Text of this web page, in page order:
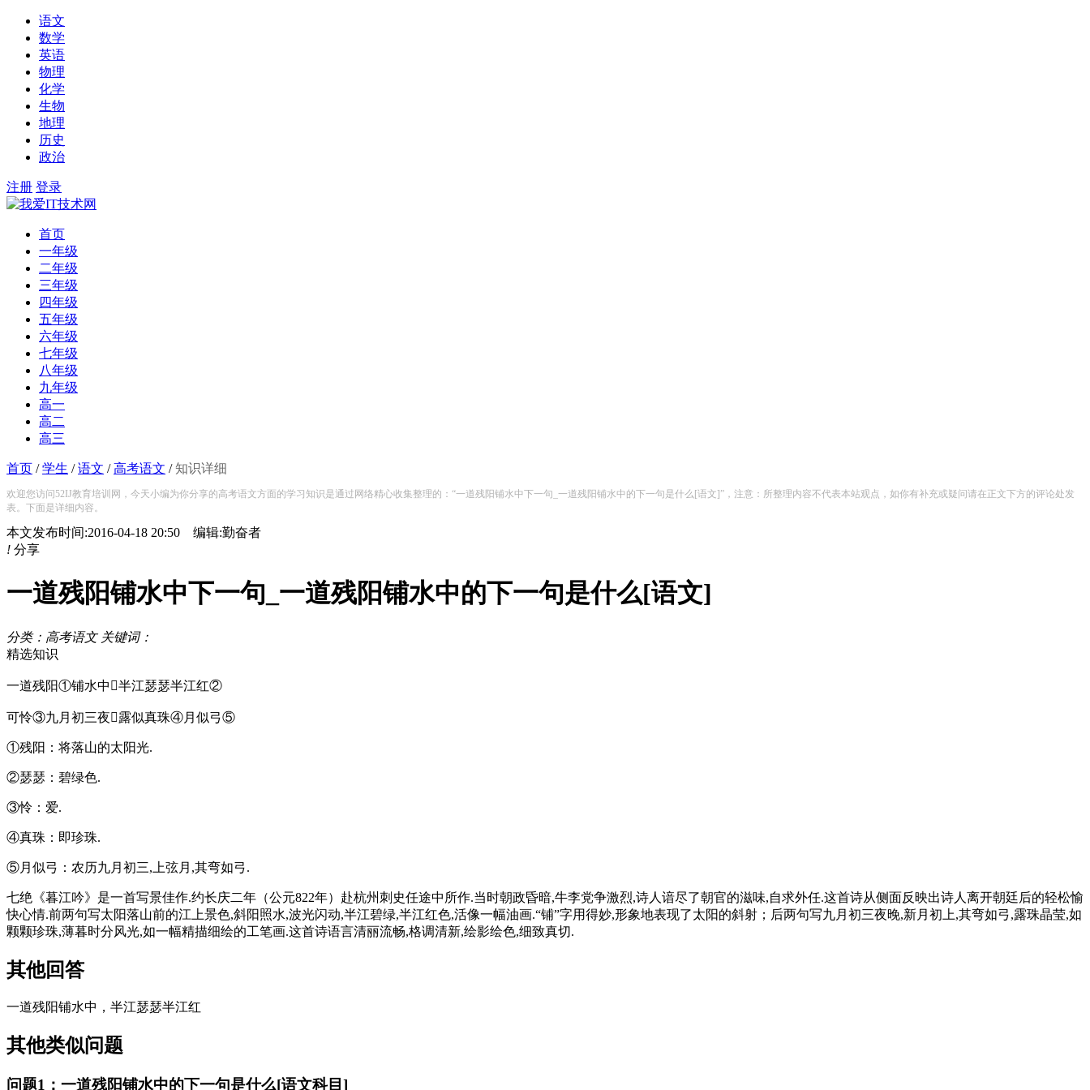
语文
数学
英语
物理
化学
生物
地理
历史
政治
注册 登录
首页
一年级
二年级
三年级
四年级
五年级
六年级
七年级
八年级
九年级
高一
高二
高三
首页 /学生 /语文 /高考语文 /知识详细
欢迎您访问52IJ教育培训网，今天小编为你分享的高考语文方面的学习知识是通过网络精心收集整理的：“一道残阳铺水中下一句_一道残阳铺水中的下一句是什么[语文]”，注意：所整理内容不代表本站观点，如你有补充或疑问请在正文下方的评论处发
表。下面是详细内容。
本文发布时间:2016-04-18 20:50 编辑:勤奋者
! 分享
一道残阳铺水中下一句_一道残阳铺水中的下一句是什么[语文]
分类：高考语文 关键词：
精选知识
一道残阳①铺水中半江瑟瑟半江红②
可怜③九月初三夜露似真珠④月似弓⑤
①残阳：将落山的太阳光.
②瑟瑟：碧绿色.
③怜：爱.
④真珠：即珍珠.
⑤月似弓：农历九月初三,上弦月,其弯如弓.
七绝《暮江吟》是一首写景佳作.约长庆二年（公元822年）赴杭州刺史任途中所作.当时朝政昏暗,牛李党争激烈,诗人谙尽了朝官的滋味,自求外任.这首诗从侧面反映出诗人离开朝廷后的轻松愉
快心情.前两句写太阳落山前的江上景色,斜阳照水,波光闪动,半江碧绿,半江红色,活像一幅油画.“铺”字用得妙,形象地表现了太阳的斜射；后两句写九月初三夜晚,新月初上,其弯如弓,露珠晶莹,如
颗颗珍珠,薄暮时分风光,如一幅精描细绘的工笔画.这首诗语言清丽流畅,格调清新,绘影绘色,细致真切.
其他回答
一道残阳铺水中，半江瑟瑟半江红
其他类似问题
问题1：一道残阳铺水中的下一句是什么[语文科目]